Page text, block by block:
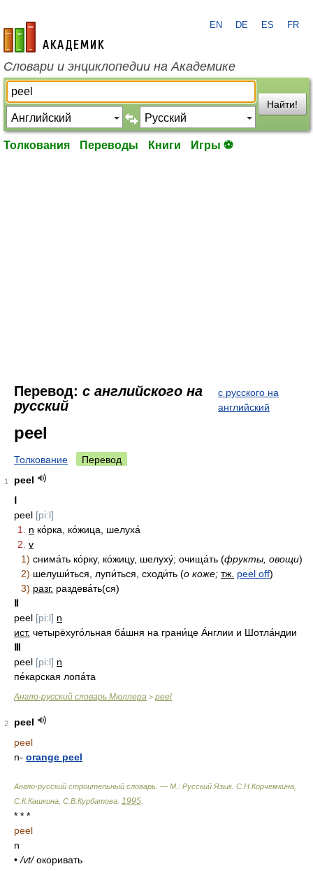
academic.ru
EN DE ES FR
Словари и энциклопедии на Академике
Найти!
Толкования Переводы Книги Игры ⚽
Перевод: с английского на
русский
с русского на
английский
peel
Толкование Перевод
1
peel
Ⅰ
peel [pi:l]
1.
n ко́рка, ко́жица, шелуха́
2. v
1) снима́ть ко́рку, ко́жицу, шелуху́; очища́ть (фрукты, овощи)
2) шелуши́ться, лупи́ться, сходи́ть (о коже; тж. peel off)
3) разг. раздева́ть(ся)
Ⅱ
peel [pi:l] n
ист. четырёхуго́льная ба́шня на грани́це А́нглии и Шотла́ндии
Ⅲ
peel [pi:l] n
пе́карская лопа́та
Англо-русский словарь Мюллера > peel
2
peel
peel
n- orange peel
Англо-русский строительный словарь. — М.: Русский Язык. С.Н.Корчемкина,
С.К.Кашкина, С.В.Курбатова 1995
* * *
peel
n
•/vt/окоривать